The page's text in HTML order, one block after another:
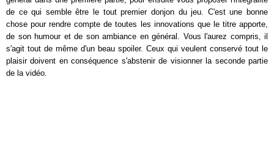
de ce qui semble être le tout premier donjon du jeu. C'est une bonne
chose pour rendre compte de toutes les innovations que le titre apporte,
de son humour et de son ambiance en général. Vous l'aurez compris, il
s'agit tout de même d'un beau spoiler. Ceux qui veulent conservé tout le
plaisir doivent en conséquence s'abstenir de visionner la seconde partie
de la vidéo.